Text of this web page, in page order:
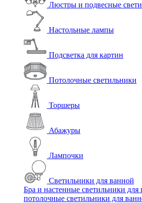
Люстры и подвесные
Настольные лампы
Подсветка для картин
Потолочные светильники
Торшеры
Абажуры
Лампочки
Светильники для ванной
Бра и настенные светильники для
потолочные светильники для